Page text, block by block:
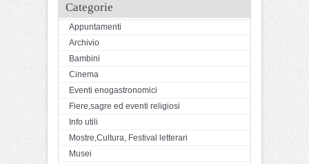
Categorie
Appuntamenti
Archivio
Bambini
Cinema
Eventi enogastronomici
Fiere,sagre ed eventi religiosi
Info utili
Mostre,Cultura, Festival letterari
Musei